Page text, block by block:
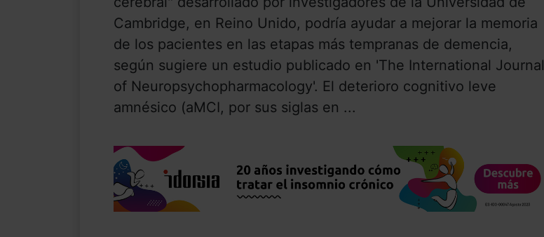
Cambridge, en Reino Unido, podría ayudar a mejorar la memoria
de los pacientes en las etapas más tempranas de demencia,
según sugiere un estudio publicado en 'The International Journal
of Neuropsychopharmacology'. El deterioro cognitivo leve
amnésico (aMCI, por sus siglas en ...